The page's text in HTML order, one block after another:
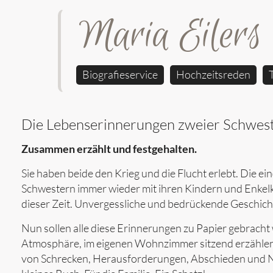
Biografieservice Hochzeitsreden
Die Lebenserinnerungen zweier
Zusammen erzählt und festgehalten.
Sie haben beide den Krieg und die Flucht erlebt. Die
Schwestern immer wieder mit ihren Kindern und
dieser Zeit. Unvergessliche und bedrückende
Nun sollen alle diese Erinnerungen zu Papier
Atmosphäre, im eigenen Wohnzimmer sitzend
von Schrecken, Herausforderungen, Abschieden
Maria Eilers